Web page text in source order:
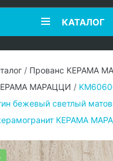
КАТАЛОГ
/ Прованс КЕРАМА
МАРАЦЦИ /
бежевый светлый
КЕРАМА